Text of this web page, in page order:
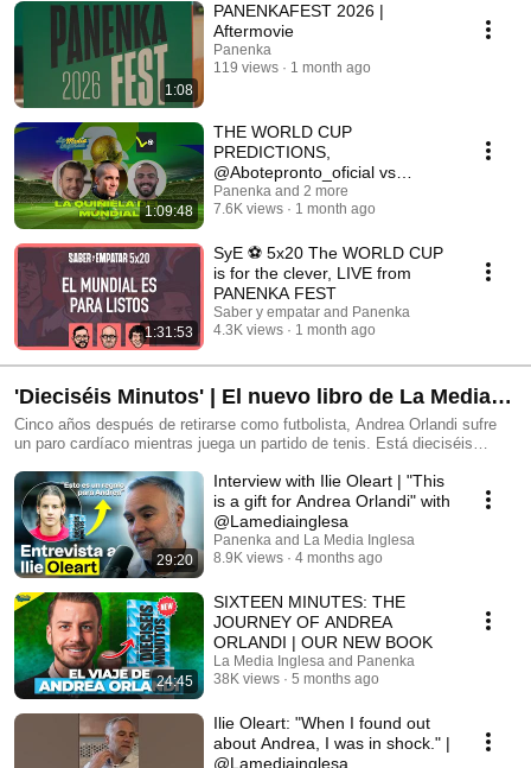
1:08
PANENKAFEST 2026 |
Aftermovie
Panenka
119 views
1 month ago
1:09:48
THE WORLD CUP
PREDICTIONS,
@Abotepronto_oficial vs
@Lamediainglesa | ft. Oriol
Romeu and A. Orlandi
Panenka and 2 more
7.6K views
1 month ago
1:31:53
SyE ⚽ 5x20 The WORLD CUP
is for the clever, LIVE from
PANENKA FEST
Saber y empatar and Panenka
4.3K views
1 month ago
'Dieciséis Minutos' | El nuevo libro de La Media
Inglesa
Cinco años después de retirarse como futbolista, Andrea Orlandi sufre
un paro cardíaco mientras juega un partido de tenis. Está dieciséis
en su vida. Y que lleva a Ilie Oleart, fundador de La Media Inglesa, a
hacerle una proposición: quiere reconstruir su trepidante y atípica carrera
en un libro. Para ello, el autor charla durante meses con Andrea, regresa
con él a los lugares donde intentó triunfar, conoce sus traumas y se
reúne con sus compañeros y familiares. Hasta que toman forma estas
páginas. El viaje de alguien que, entre otras peripecias, se sentó en un
vestuario con Ronaldinho, alucinó con las locuras de Piterman, formó
parte del ‘Spanish Swansea’, brilló en el Brighton, tuvo que huir de sus
propios aficionados en Chipre o recorrió la India. Un retrato sincero,
emotivo, duro… y divertido. Porque no hay golpe del destino que el
humor no pueda regatear. Puedes conseguir el libro aquí:
https://tienda.panenka.org/es/16minutos
29:20
Interview with Ilie Oleart | "This
is a gift for Andrea Orlandi" with
@Lamediainglesa
Panenka and La Media Inglesa
8.9K views
4 months ago
24:45
SIXTEEN MINUTES: THE
JOURNEY OF ANDREA
ORLANDI | OUR NEW BOOK
La Media Inglesa and Panenka
38K views
5 months ago
Ilie Oleart: "When I found out
about Andrea, I was in shock." |
@Lamediainglesa